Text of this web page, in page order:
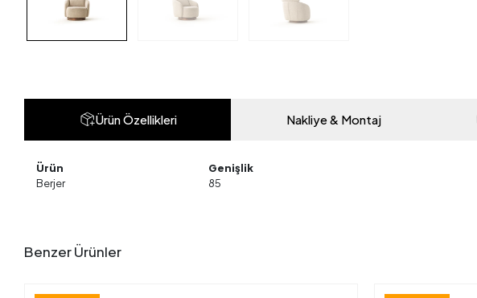
Ürün Özellikleri Nakliye & Montaj
Ürün Genişlik
Berjer
85
Benzer Ürünler